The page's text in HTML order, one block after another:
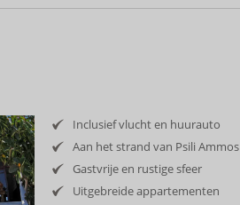
Inclusief vlucht en huurauto
Aan het strand van Psili Ammos
Gastvrije en rustige sfeer
Uitgebreide appartementen